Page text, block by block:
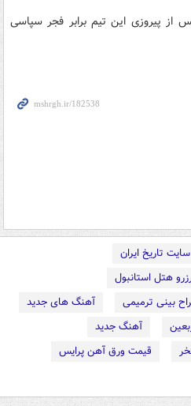
از پیروزی این تیم برابر فجر سپاسی
سایت تاریخ ایران
هتل استانبول
بینی ترمیمی
آهنگ های جدید
آهنگ جدید
قیمت ورق آهن پرایس